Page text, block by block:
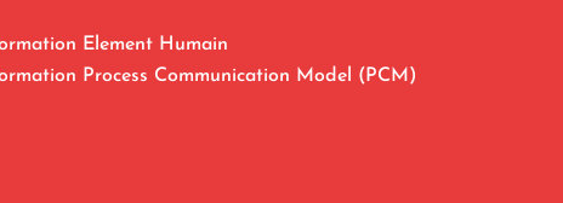
Element Humain
Process Communication Model (PCM)